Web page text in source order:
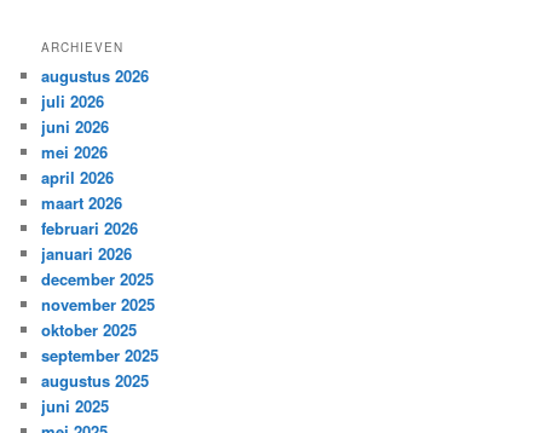
ARCHIEVEN
augustus 2026
juli 2026
juni 2026
mei 2026
april 2026
maart 2026
februari 2026
januari 2026
december 2025
november 2025
oktober 2025
september 2025
augustus 2025
juni 2025